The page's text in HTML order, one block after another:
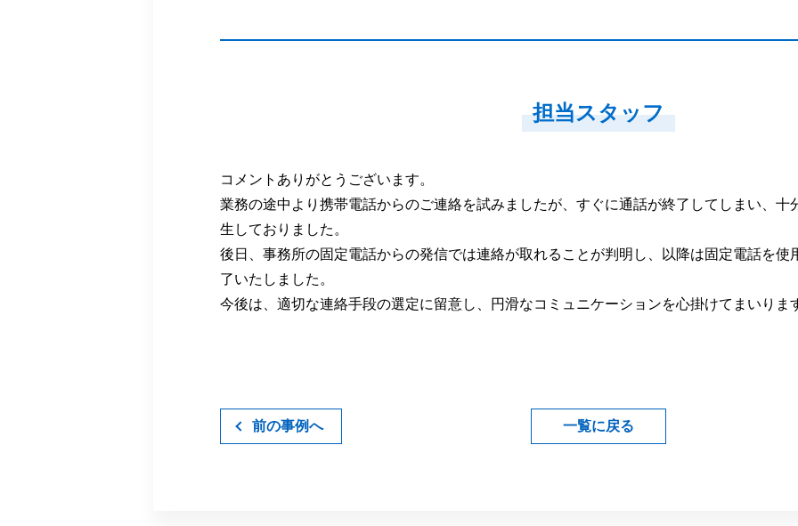
担当スタッフ
コメントありがとうございます。
業務の途中より携帯電話からのご連絡を試みましたが、すぐに通話が終了してしまい、十
生しておりました。
後日、事務所の固定電話からの発信では連絡が取れることが判明し、以降は固定電話を使
了いたしました。
今後は、適切な連絡手段の選定に留意し、円滑なコミュニケーションを心掛けてまいりま
前の事例へ 一覧に戻る